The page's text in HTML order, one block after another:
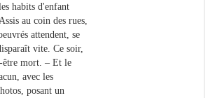
habits d'enfant
au coin des rues,
attendent, se
vite. Ce soir,
être mort. – Et le
avec les
posant un